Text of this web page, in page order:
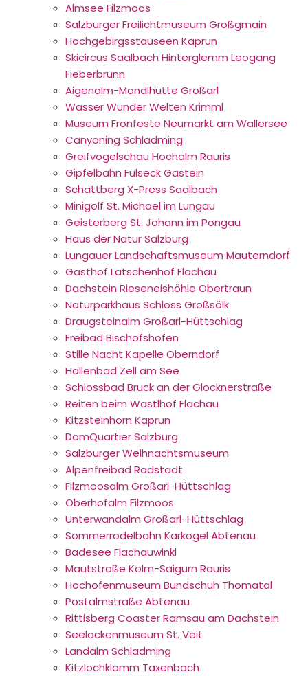
Almsee Filzmoos
Salzburger Freilichtmuseum Großgmain
Hochgebirgsstauseen Kaprun
Skicircus Saalbach Hinterglemm Leogang
Fieberbrunn
Aigenalm-Mandlhütte Großarl
Wasser Wunder Welten Krimml
Museum Fronfeste Neumarkt am Wallersee
Canyoning Schladming
Greifvogelschau Hochalm Rauris
Gipfelbahn Fulseck Gastein
Schattberg X-Press Saalbach
Minigolf St. Michael im Lungau
Geisterberg St. Johann im Pongau
Haus der Natur Salzburg
Lungauer Landschaftsmuseum Mauterndorf
Gasthof Latschenhof Flachau
Dachstein Rieseneishöhle Obertraun
Naturparkhaus Schloss Großsölk
Draugsteinalm Großarl-Hüttschlag
Freibad Bischofshofen
Stille Nacht Kapelle Oberndorf
Hallenbad Zell am See
Schlossbad Bruck an der Glocknerstraße
Reiten beim Wastlhof Flachau
Kitzsteinhorn Kaprun
DomQuartier Salzburg
Salzburger Weihnachtsmuseum
Alpenfreibad Radstadt
Filzmoosalm Großarl-Hüttschlag
Oberhofalm Filzmoos
Unterwandalm Großarl-Hüttschlag
Sommerrodelbahn Karkogel Abtenau
Badesee Flachauwinkl
Mautstraße Kolm-Saigurn Rauris
Hochofenmuseum Bundschuh Thomatal
Postalmstraße Abtenau
Rittisberg Coaster Ramsau am Dachstein
Seelackenmuseum St. Veit
Landalm Schladming
Kitzlochklamm Taxenbach